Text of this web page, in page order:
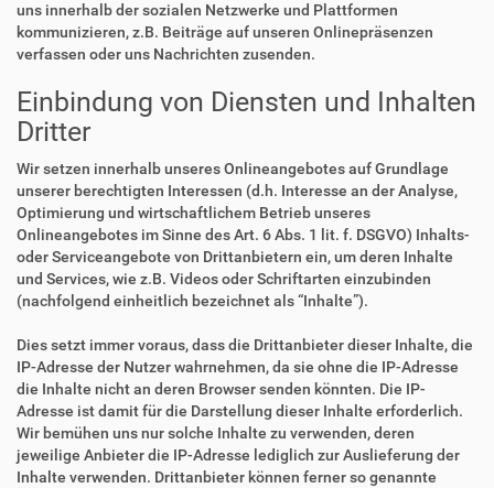
uns innerhalb der sozialen Netzwerke und Plattformen
kommunizieren, z.B. Beiträge auf unseren Onlinepräsenzen
verfassen oder uns Nachrichten zusenden.
Einbindung von Diensten und Inhalten
Dritter
Wir setzen innerhalb unseres Onlineangebotes auf Grundlage
unserer berechtigten Interessen (d.h. Interesse an der Analyse,
Optimierung und wirtschaftlichem Betrieb unseres
Onlineangebotes im Sinne des Art. 6 Abs. 1 lit. f. DSGVO) Inhalts-
oder Serviceangebote von Drittanbietern ein, um deren Inhalte
und Services, wie z.B. Videos oder Schriftarten einzubinden
(nachfolgend einheitlich bezeichnet als “Inhalte”).
Dies setzt immer voraus, dass die Drittanbieter dieser Inhalte, die
IP-Adresse der Nutzer wahrnehmen, da sie ohne die IP-Adresse
die Inhalte nicht an deren Browser senden könnten. Die IP-
Adresse ist damit für die Darstellung dieser Inhalte erforderlich.
Wir bemühen uns nur solche Inhalte zu verwenden, deren
jeweilige Anbieter die IP-Adresse lediglich zur Auslieferung der
Inhalte verwenden. Drittanbieter können ferner so genannte